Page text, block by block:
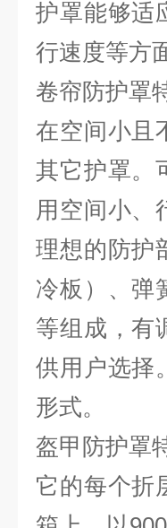
护罩能够适
行速度等方
卷帘防护罩
在空间小且
其它护罩。
用空间小、
理想的防护
冷板）、弹
等组成，有
供用户选择
形式。
盔甲防护罩
它的每个折